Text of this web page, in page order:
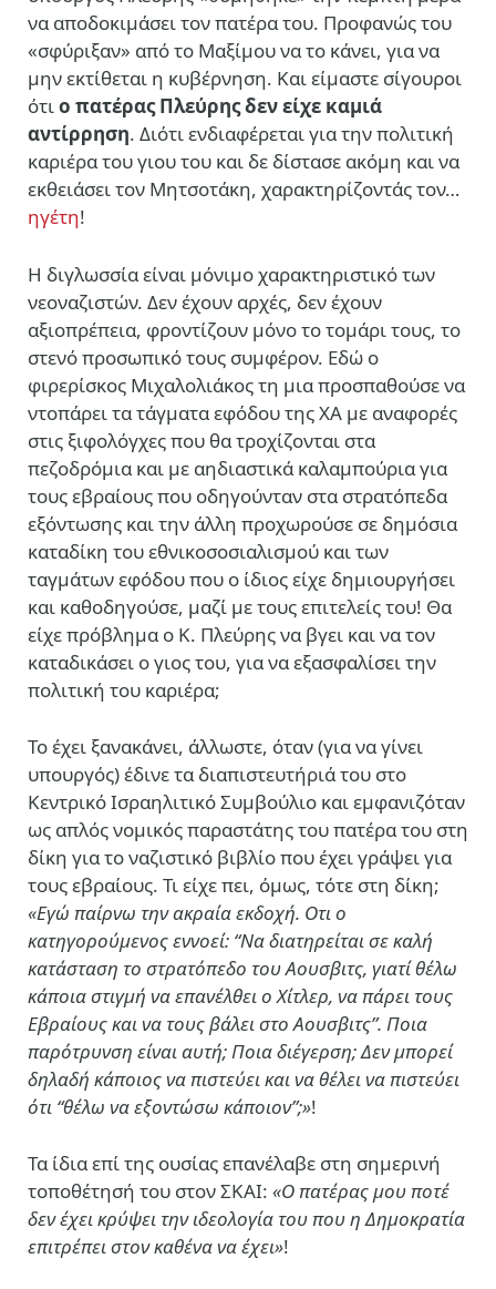
να αποδοκιμάσει τον πατέρα του. Προφανώς του
«σφύριξαν» από το Μαξίμου να το κάνει, για να
μην εκτίθεται η κυβέρνηση. Και είμαστε σίγουροι
ότιο πατέρας Πλεύρης δεν είχε καμιά
αντίρρηση. Διότι ενδιαφέρεται για την πολιτική
καριέρα του γιου του και δε δίστασε ακόμη και να
εκθειάσει τον Μητσοτάκη, χαρακτηρίζοντάς τον…
ηγέτη!
Η διγλωσσία είναι μόνιμο χαρακτηριστικό των
νεοναζιστών. Δεν έχουν αρχές, δεν έχουν
αξιοπρέπεια, φροντίζουν μόνο το τομάρι τους, το
στενό προσωπικό τους συμφέρον. Εδώ ο
φιρερίσκος Μιχαλολιάκος τη μια προσπαθούσε να
ντοπάρει τα τάγματα εφόδου της ΧΑ με αναφορές
στις ξιφολόγχες που θα τροχίζονται στα
πεζοδρόμια και με αηδιαστικά καλαμπούρια για
τους εβραίους που οδηγούνταν στα στρατόπεδα
εξόντωσης και την άλλη προχωρούσε σε δημόσια
καταδίκη του εθνικοσοσιαλισμού και των
ταγμάτων εφόδου που ο ίδιος είχε δημιουργήσει
και καθοδηγούσε, μαζί με τους επιτελείς του! Θα
είχε πρόβλημα ο Κ. Πλεύρης να βγει και να τον
καταδικάσει ο γιος του, για να εξασφαλίσει την
πολιτική του καριέρα;
Το έχει ξανακάνει, άλλωστε, όταν (για να γίνει
υπουργός) έδινε τα διαπιστευτήριά του στο
Κεντρικό Ισραηλιτικό Συμβούλιο και εμφανιζόταν
ως απλός νομικός παραστάτης του πατέρα του στη
δίκη για το ναζιστικό βιβλίο που έχει γράψει για
τους εβραίους. Τι είχε πει, όμως, τότε στη δίκη;
«Εγώ παίρνω την ακραία εκδοχή. Οτι ο
κατηγορούμενος εννοεί: “Να διατηρείται σε καλή
κατάσταση το στρατόπεδο του Αουσβιτς, γιατί θέλω
κάποια στιγμή να επανέλθει ο Χίτλερ, να πάρει τους
Εβραίους και να τους βάλει στο Αουσβιτς”. Ποια
παρότρυνση είναι αυτή; Ποια διέγερση; Δεν μπορεί
δηλαδή κάποιος να πιστεύει και να θέλει να πιστεύει
ότι “θέλω να εξοντώσω κάποιον”;»!
Τα ίδια επί της ουσίας επανέλαβε στη σημερινή
τοποθέτησή του στον ΣΚΑΙ: «Ο πατέρας μου ποτέ
δεν έχει κρύψει την ιδεολογία του που η Δημοκρατία
επιτρέπει στον καθένα να έχει»!